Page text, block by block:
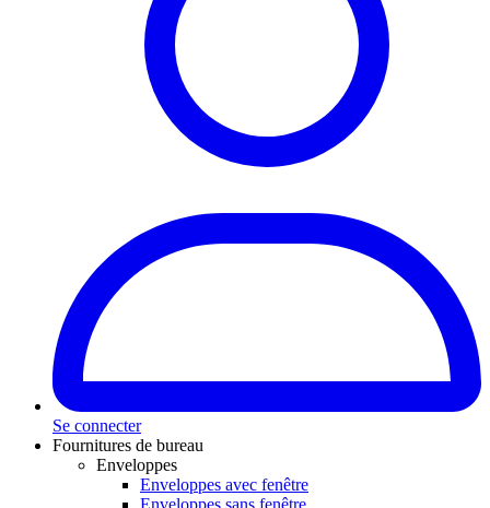
Se connecter
Fournitures de bureau
Enveloppes
Enveloppes avec fenêtre